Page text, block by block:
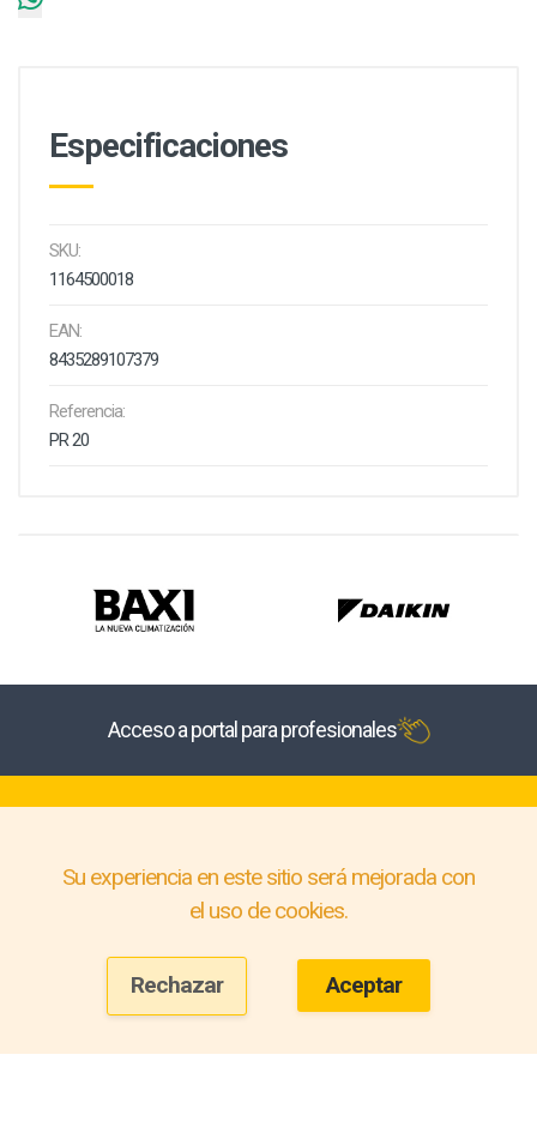
Especificaciones
SKU:
1164500018
EAN:
8435289107379
Referencia:
PR 20
Acceso a portal para profesionales
Su experiencia en este sitio será mejorada con
el uso de cookies.
Rechazar Aceptar